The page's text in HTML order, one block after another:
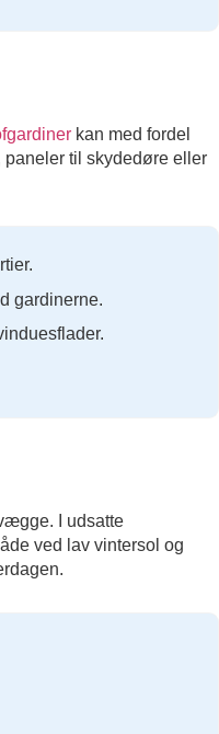
kan med fordel
paneler til skydedøre eller
gardinerne.
I udsatte
ved lav vintersol og